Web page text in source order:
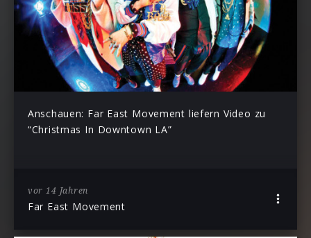
Anschauen: Far East Movement liefern Video zu
“Christmas In Downtown LA”
vor 14 Jahren
Far East Movement